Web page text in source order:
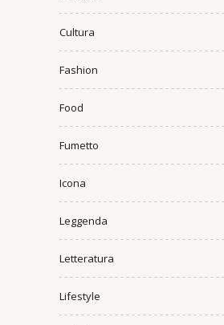
Cultura
Fashion
Food
Fumetto
Icona
Leggenda
Letteratura
Lifestyle